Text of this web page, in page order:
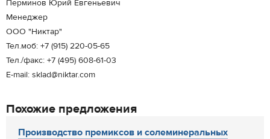
Перминов Юрий Евгеньевич
Менеджер
ООО "Никтар"
Тел.моб: +7 (915) 220-05-65
Тел./факс: +7 (495) 608-61-03
E-mail: sklad@niktar.com
Похожие предложения
Производство премиксов и солеминеральных